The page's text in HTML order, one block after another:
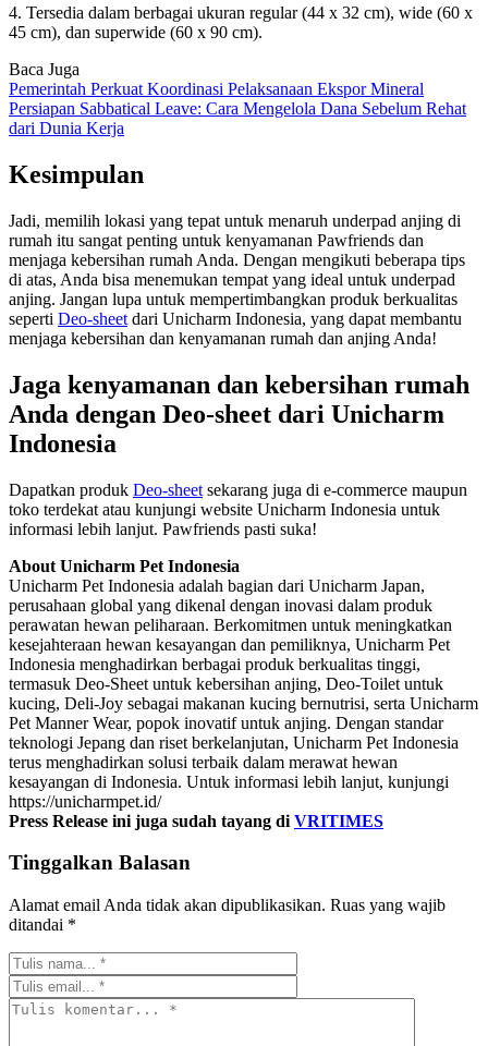
4. Tersedia dalam berbagai ukuran regular (44 x 32 cm), wide (60 x
45 cm), dan superwide (60 x 90 cm).
Baca Juga
Pemerintah Perkuat Koordinasi Pelaksanaan Ekspor Mineral
Persiapan Sabbatical Leave: Cara Mengelola Dana Sebelum Rehat
dari Dunia Kerja
Kesimpulan
Jadi, memilih lokasi yang tepat untuk menaruh underpad anjing di
rumah itu sangat penting untuk kenyamanan Pawfriends dan
menjaga kebersihan rumah Anda. Dengan mengikuti beberapa tips
di atas, Anda bisa menemukan tempat yang ideal untuk underpad
anjing. Jangan lupa untuk mempertimbangkan produk berkualitas
seperti Deo-sheet dari Unicharm Indonesia, yang dapat membantu
menjaga kebersihan dan kenyamanan rumah dan anjing Anda!
Jaga kenyamanan dan kebersihan rumah
Anda dengan Deo-sheet dari Unicharm
Indonesia
Dapatkan produk Deo-sheet sekarang juga di e-commerce maupun
toko terdekat atau kunjungi website Unicharm Indonesia untuk
informasi lebih lanjut. Pawfriends pasti suka!
About Unicharm Pet Indonesia
Unicharm Pet Indonesia adalah bagian dari Unicharm Japan,
perusahaan global yang dikenal dengan inovasi dalam produk
perawatan hewan peliharaan. Berkomitmen untuk meningkatkan
kesejahteraan hewan kesayangan dan pemiliknya, Unicharm Pet
Indonesia menghadirkan berbagai produk berkualitas tinggi,
termasuk Deo-Sheet untuk kebersihan anjing, Deo-Toilet untuk
kucing, Deli-Joy sebagai makanan kucing bernutrisi, serta Unicharm
Pet Manner Wear, popok inovatif untuk anjing. Dengan standar
teknologi Jepang dan riset berkelanjutan, Unicharm Pet Indonesia
terus menghadirkan solusi terbaik dalam merawat hewan
kesayangan di Indonesia. Untuk informasi lebih lanjut, kunjungi
https://unicharmpet.id/
Press Release ini juga sudah tayang di VRITIMES
Tinggalkan Balasan
Alamat email Anda tidak akan dipublikasikan. Ruas yang wajib
ditandai *